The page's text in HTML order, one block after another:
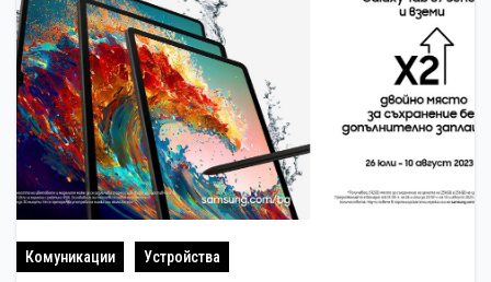
Комуникации Устройства